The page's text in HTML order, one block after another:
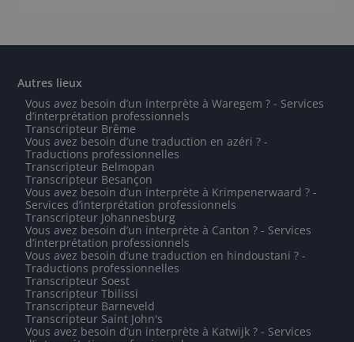
Autres lieux
Vous avez besoin d’un interprète à Waregem ? - Services
d’interprétation professionnels
Transcripteur Brême
Vous avez besoin d’une traduction en azéri ? -
Traductions professionnelles
Transcripteur Belmopan
Transcripteur Besançon
Vous avez besoin d’un interprète à Krimpenerwaard ? -
Services d’interprétation professionnels
Transcripteur Johannesburg
Vous avez besoin d’un interprète à Canton ? - Services
d’interprétation professionnels
Vous avez besoin d’une traduction en hindoustani ? -
Traductions professionnelles
Transcripteur Soest
Transcripteur Tbilissi
Transcripteur Barneveld
Transcripteur Saint John's
Vous avez besoin d’un interprète à Katwijk ? - Services